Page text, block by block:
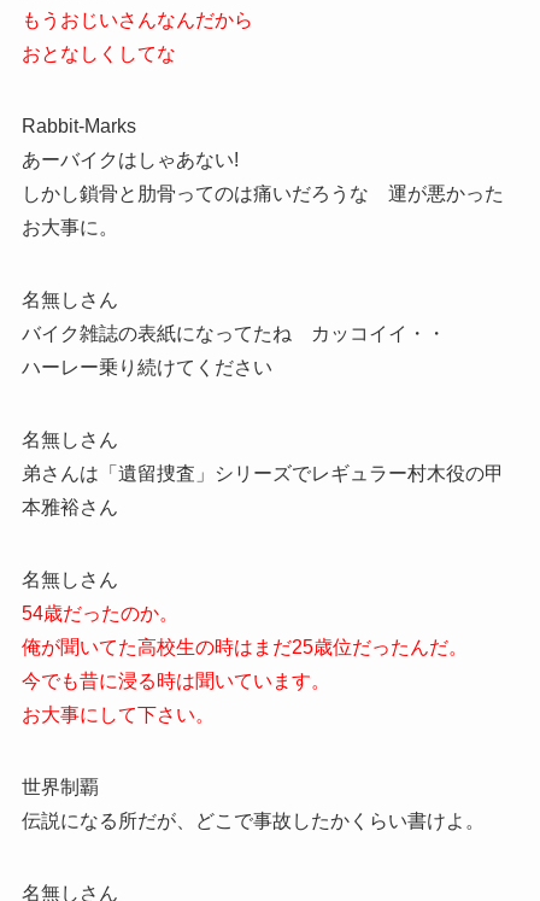
もうおじいさんなんだから
おとなしくしてな
Rabbit-Marks
あーバイクはしゃあない!
しかし鎖骨と肋骨ってのは痛いだろうな 運が悪かった
お大事に。
名無しさん
バイク雑誌の表紙になってたね カッコイイ・・
ハーレー乗り続けてください
名無しさん
弟さんは「遺留捜査」シリーズでレギュラー村木役の甲
本雅裕さん
名無しさん
54歳だったのか。
俺が聞いてた高校生の時はまだ25歳位だったんだ。
今でも昔に浸る時は聞いています。
お大事にして下さい。
世界制覇
伝説になる所だが、どこで事故したかくらい書けよ。
名無しさん